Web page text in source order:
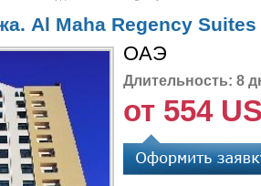
Al Maha Regency Suites
ОАЭ
Длительность: 8
от 554